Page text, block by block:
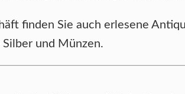
finden Sie auch erlesene
und Münzen.